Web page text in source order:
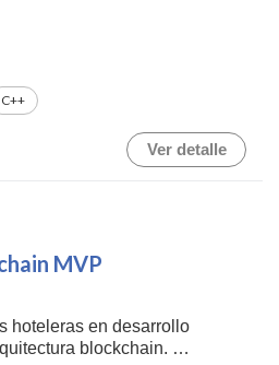
C++
Ver detalle
MVP
hoteleras en desarrollo
blockchain.